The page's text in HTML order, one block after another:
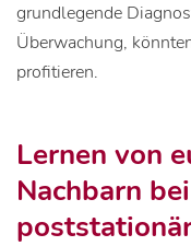
grundlegende
Überwachung,
profitieren.
Lernen von
Nachbarn